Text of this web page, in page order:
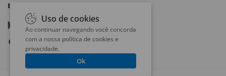
Baixe o App
Google play
App store
Uso de cookies
Ao continuar navegando você concorda
com a nossa política de cookies e
privacidade.
Ok